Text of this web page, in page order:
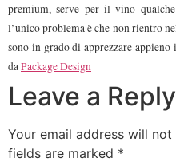
premium, serve per il vino
l’unico problema è che non rientro
sono in grado di apprezzare
daPackage Design
Leave a Reply
Your email address will not
fields are marked *